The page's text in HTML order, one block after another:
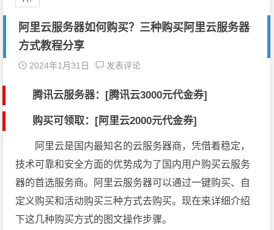
阿里云服务器如何购买？三种购买阿里云服务器
方式教程分享
2024年1月31日 发表评论
腾讯云服务器：[腾讯云3000元代金券]
购买可领取：[阿里云2000元代金券]
阿里云是国内最知名的云服务器商，凭借着稳定，
技术可靠和安全方面的优势成为了国内用户购买云服务
器的首选服务商。阿里云服务器可以通过一键购买、自
定义购买和活动购买三种方式去购买。现在来详细介绍
下这几种购买方式的图文操作步骤。